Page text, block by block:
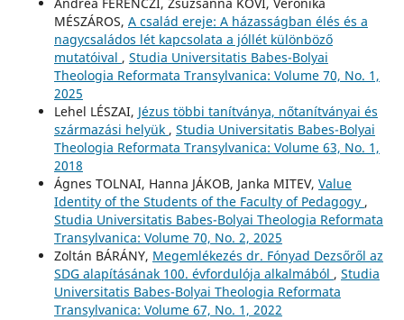
MÉSZÁROS, A család ereje: A házasságban élés és a
nagycsaládos lét kapcsolata a jóllét különböző
mutatóival , Studia Universitatis Babes-Bolyai
Theologia Reformata Transylvanica: Volume 70, No. 1,
2025
Lehel LÉSZAI, Jézus többi tanítványa, nőtanítványai és
származási helyük , Studia Universitatis Babes-Bolyai
Theologia Reformata Transylvanica: Volume 63, No. 1,
2018
Ágnes TOLNAI, Hanna JÁKOB, Janka MITEV, Value
Identity of the Students of the Faculty of Pedagogy ,
Studia Universitatis Babes-Bolyai Theologia Reformata
Transylvanica: Volume 70, No. 2, 2025
Zoltán BÁRÁNY, Megemlékezés dr. Fónyad Dezsőről az
SDG alapításának 100. évfordulója alkalmából , Studia
Universitatis Babes-Bolyai Theologia Reformata
Transylvanica: Volume 67, No. 1, 2022